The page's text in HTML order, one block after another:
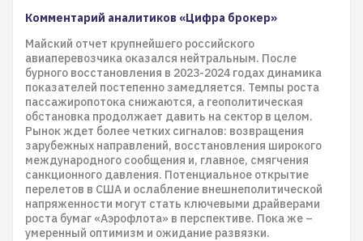
Комментарий аналитиков «Цифра брокер»
Майский отчет крупнейшего российского
авиаперевозчика оказался нейтральным. После
бурного восстановления в 2023-2024 годах динамика
показателей постепенно замедляется. Темпы роста
пассажиропотока снижаются, а геополитическая
обстановка продолжает давить на сектор в целом.
Рынок ждет более четких сигналов: возвращения
зарубежных направлений, восстановления широкого
международного сообщения и, главное, смягчения
санкционного давления. Потенциальное открытие
перелетов в США и ослабление внешнеполитической
напряженности могут стать ключевыми драйверами
роста бумаг «Аэрофлота» в перспективе. Пока же –
умеренный оптимизм и ожидание развязки.